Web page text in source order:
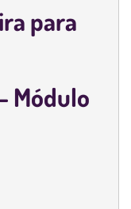
para
Módulo